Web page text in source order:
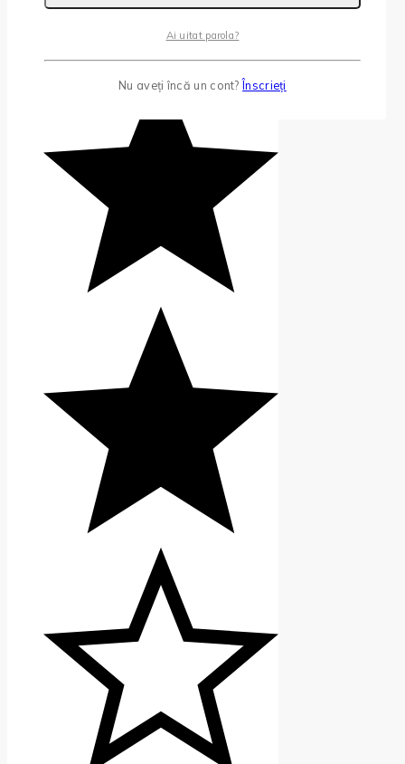
Ai uitat parola?
Nu aveți încă un cont?Înscrieți